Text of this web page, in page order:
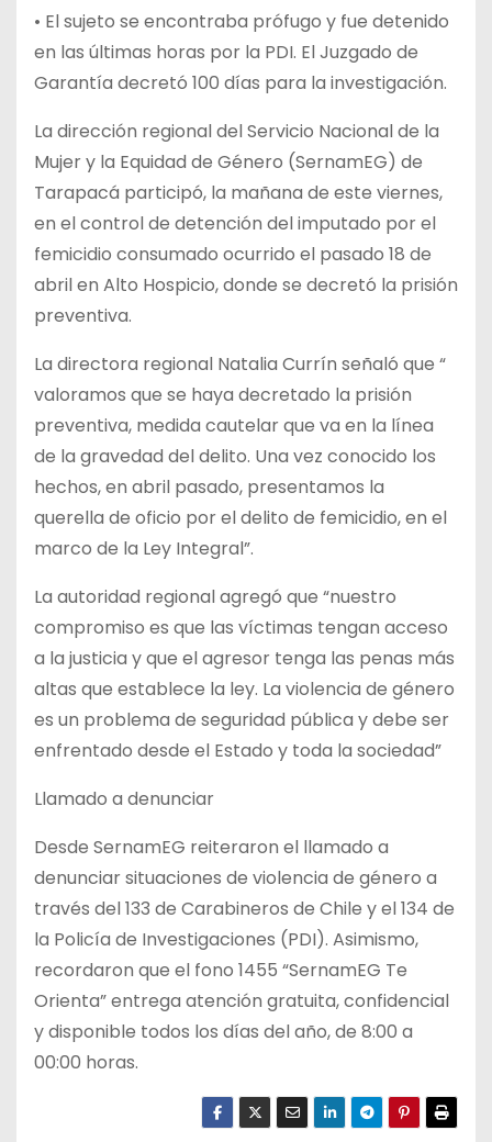
• El sujeto se encontraba prófugo y fue detenido
en las últimas horas por la PDI. El Juzgado de
Garantía decretó 100 días para la investigación.
La dirección regional del Servicio Nacional de la
Mujer y la Equidad de Género (SernamEG) de
Tarapacá participó, la mañana de este viernes,
en el control de detención del imputado por el
femicidio consumado ocurrido el pasado 18 de
abril en Alto Hospicio, donde se decretó la prisión
preventiva.
La directora regional Natalia Currín señaló que “
valoramos que se haya decretado la prisión
preventiva, medida cautelar que va en la línea
de la gravedad del delito. Una vez conocido los
hechos, en abril pasado, presentamos la
querella de oficio por el delito de femicidio, en el
marco de la Ley Integral”.
La autoridad regional agregó que “nuestro
compromiso es que las víctimas tengan acceso
a la justicia y que el agresor tenga las penas más
altas que establece la ley. La violencia de género
es un problema de seguridad pública y debe ser
enfrentado desde el Estado y toda la sociedad”
Llamado a denunciar
Desde SernamEG reiteraron el llamado a
denunciar situaciones de violencia de género a
través del 133 de Carabineros de Chile y el 134 de
la Policía de Investigaciones (PDI). Asimismo,
recordaron que el fono 1455 “SernamEG Te
Orienta” entrega atención gratuita, confidencial
y disponible todos los días del año, de 8:00 a
00:00 horas.